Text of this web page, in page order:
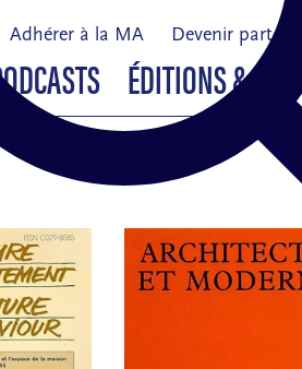
Adhérer à la MA Devenir
ÉDITIONS &